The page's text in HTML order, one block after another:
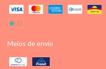
Meios de envio